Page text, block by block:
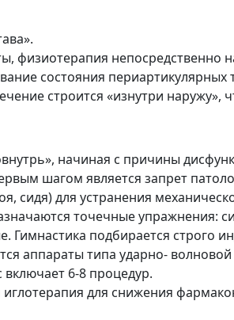
физиотерапия непосредственно
состояния
строится «изнутри наружу»,
начиная с причины
шагом является запрет
сидя) для устранения
точечные
Гимнастика подбирается строго
аппараты типа ударно-
включает 6-8 процедур.
для снижения